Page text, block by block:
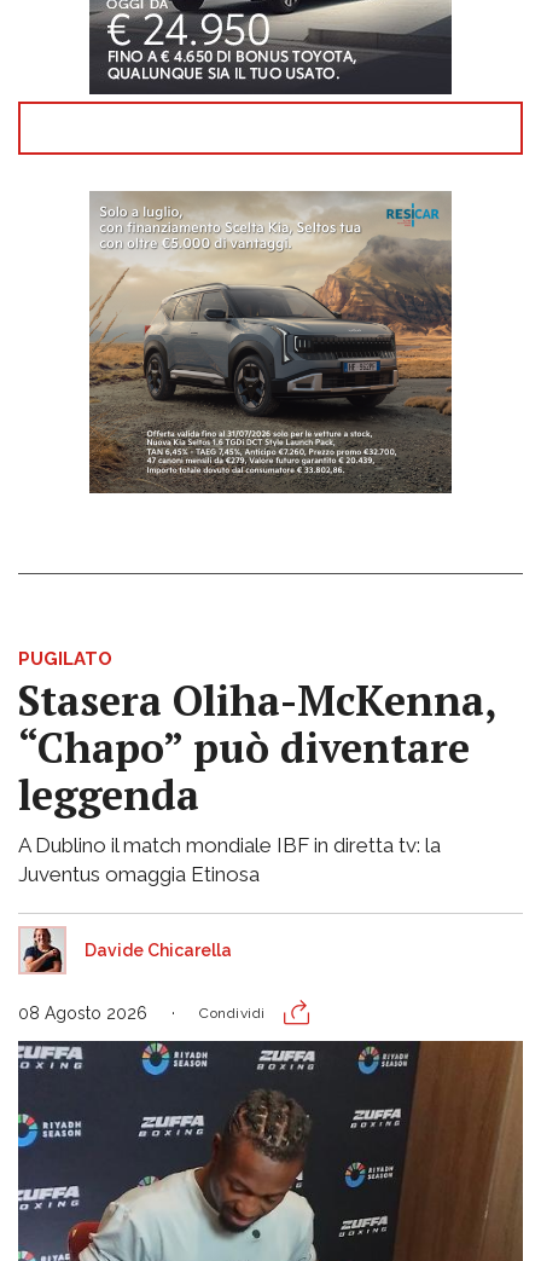
PUGILATO
Stasera Oliha-McKenna,
“Chapo” può diventare
leggenda
A Dublino il match mondiale IBF in diretta tv: la
Juventus omaggia Etinosa
Davide Chicarella
08 Agosto 2026 Condividi